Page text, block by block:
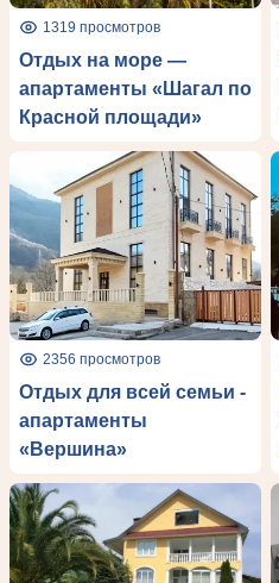
1319 просмотров
Отдых на море —
апартаменты «Шагал по
Красной площади»
2356 просмотров
Отдых для всей семьи -
апартаменты
«Вершина»